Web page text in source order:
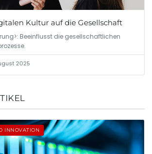
Kultur auf die Gesellschaft
Beeinflusst die gesellschaftlichen
2025
INNOVATION